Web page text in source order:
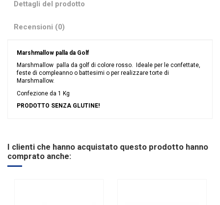
Dettagli del prodotto
Recensioni (0)
Marshmallow palla da Golf
Marshmallow palla da golf di colore rosso. Ideale per le confettate,
feste di compleanno o battesimi o per realizzare torte di
Marshmallow.
Confezione da 1 Kg
PRODOTTO SENZA GLUTINE!
I clienti che hanno acquistato questo prodotto hanno
comprato anche: